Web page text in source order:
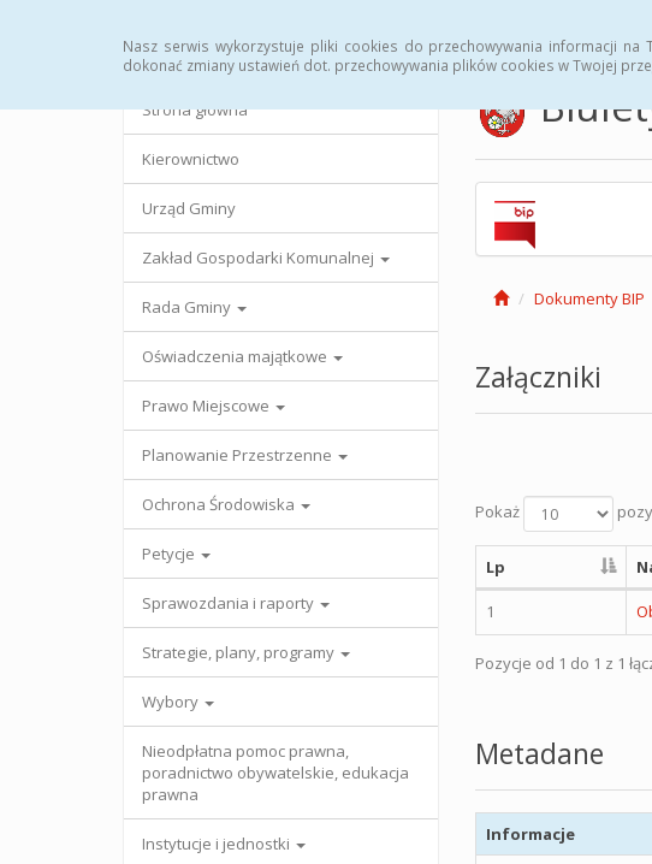
Nasz serwis wykorzystuje pliki cookies do przechowywania informacji na
dokonać zmiany ustawień dot. przechowywania plików cookies w Twojej
Strona główna
Kierownictwo
Urząd Gminy
Zakład Gospodarki Komunalnej
Rada Gminy
Oświadczenia majątkowe
Prawo Miejscowe
Planowanie Przestrzenne
Ochrona Środowiska
Petycje
Sprawozdania i raporty
Strategie, plany, programy
Wybory
Nieodpłatna pomoc prawna,
poradnictwo obywatelskie, edukacja
prawna
Instytucje i jednostki
Dokumenty BIP
Załączniki
Pokaż
Lp
1
Pozycje od 1 do 1 z 1
Metadane
Informacje